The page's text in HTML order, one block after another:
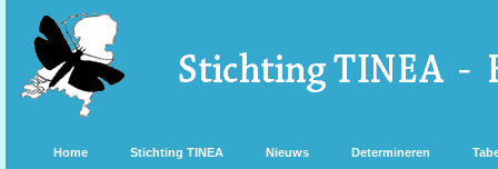
Home Stichting TINEA Nieuws Determineren